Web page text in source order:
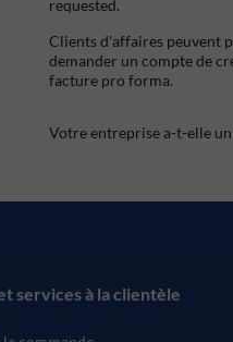
requested.
Clients d'affaires peuvent
demander un compte de
facture pro forma.
Votre entreprise a-t-elle
services à la clientèle